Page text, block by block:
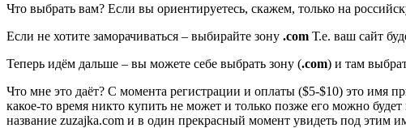
Что выбрать вам? Если вы ориентируетесь, скажем, только на
Если не хотите заморачиваться – выбирайте зону .com Т.е. ваш сайт
Теперь идём дальше – вы можете себе выбрать зону (.com) и там
Что мне это даёт? С момента регистрации и оплаты ($5-$10) это имя
какое-то время никто купить не может и только позже его можно
название zuzajka.com и в один прекрасный момент увидеть под этим